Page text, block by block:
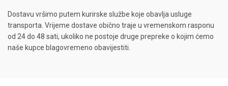
Dostavu vršimo putem kurirske službe koje obavlja usluge
transporta. Vrijeme dostave obično traje u vremenskom rasponu
od 24 do 48 sati, ukoliko ne postoje druge prepreke o kojim ćemo
naše kupce blagovremeno obavijestiti.